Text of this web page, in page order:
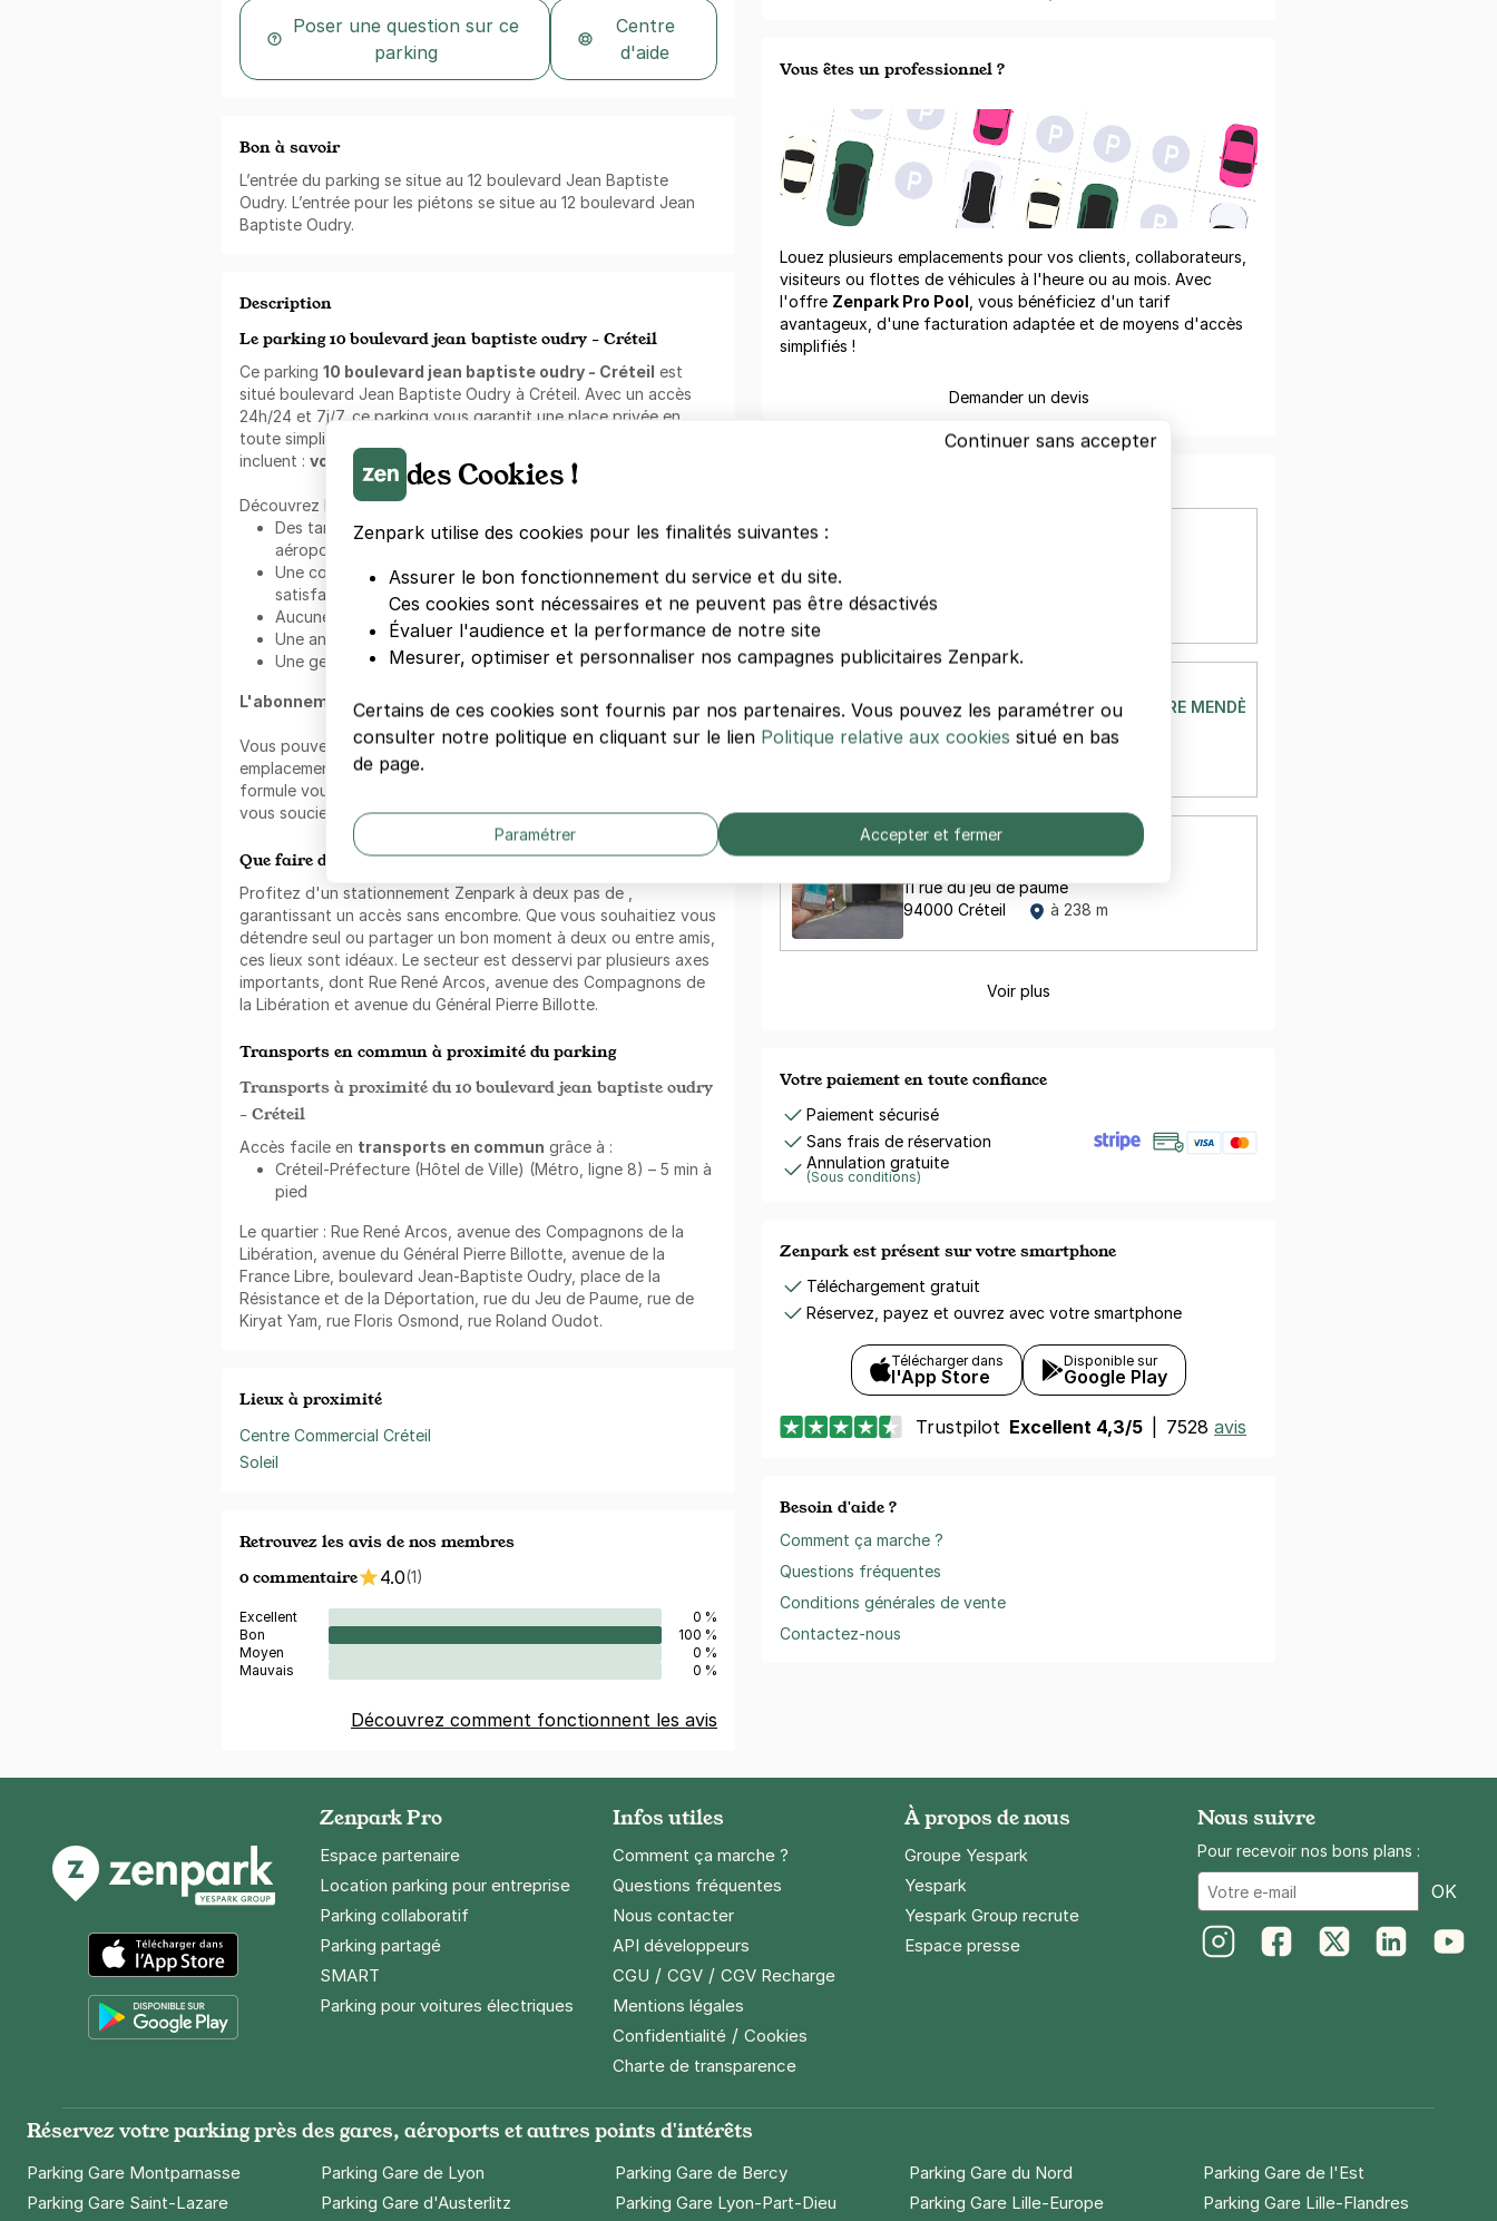
Poser une question sur ce
parking
Centre
d'aide
Bon à savoir
L’entrée du parking se situe au 12 boulevard Jean Baptiste
Oudry. L’entrée pour les piétons se situe au 12 boulevard Jean
Baptiste Oudry.
Description
Le parking 10 boulevard jean baptiste oudry - Créteil
Ce parking 10 boulevard jean baptiste oudry - Créteil est
situé boulevard Jean Baptiste Oudry à Créteil. Avec un accès
24h/24 et 7j/7, ce parking vous garantit une place privée en
toute simplicité. Les véhicules admissibles dans ce parking
incluent : voitures petites, moyennes, grandes et hautes
Découvrez les avantages de
Des tarifs attractifs dans les centres-villes, gares et
aéroports en France et en Belgique ;
Une communauté de plus d'un million d'utilisateurs
satisfaits ;
Aucune commission sur la réservation ;
Une annulation gratuite et flexible ;
Une gestion facile et rapide via l'application mobile.
L'abonnement au mois Zenpark :
Vous pouvez louer ceparking au mois. Louez votre
emplacement sans limite de temps avec cette formule. Cette
formule vous permettra de réaliser des économies et de ne plus
vous soucier de trouver une place disponible dans le quartier !
Que faire dans les alentours ?
Profitez d'un stationnement Zenpark à deux pas de
garantissant un accès sans encombre. Que vous souhaitiez vous
détendre seul ou partager un bon moment à deux ou entre amis,
ces lieux sont idéaux. Le secteur est desservi par plusieurs axes
importants, dont Rue René Arcos, avenue des Compagnons de
la Libération et avenue du Général Pierre Billotte.
Transports en commun à proximité du parking
Transports à proximité du 10 boulevard jean baptiste oudry
- Créteil
Accès facile en transports en commun grâce à :
Créteil-Préfecture (Hôtel de Ville) (Métro, ligne 8) – 5 min à
pied
Le quartier : Rue René Arcos, avenue des Compagnons de la
Libération, avenue du Général Pierre Billotte, avenue de la
France Libre, boulevard Jean-Baptiste Oudry, place de la
Résistance et de la Déportation, rue du Jeu de Paume, rue de
Kiryat Yam, rue Floris Osmond, rue Roland Oudot.
Lieux à proximité
Centre Commercial Créteil
Soleil
Retrouvez les avis de nos membres
0 commentaire
4.0(1)
Excellent
0 %
Bon
100 %
Moyen
0 %
Mauvais
0 %
Découvrez comment fonctionnent les avis
Vous êtes un professionnel ?
Louez plusieurs emplacements pour vos clients, collaborateurs,
visiteurs ou flottes de véhicules à l'heure ou au mois. Avec
l'offre Zenpark Pro Pool , vous bénéficiez d'un tarif
avantageux, d'une facturation adaptée et de moyens d'accès
simplifiés !
Demander un devis
94000 Créteil
ORMETTEAU - PORT - PLACE PIERRE MENDÈS FRANCE - CRÉTEIL
3 place Pierre Mendes France
PARKING CRÉTEIL
MONT-MESLY - CRÉTEIL
11 rue du jeu de paume
94000 Créteil
à 238 m
Voir plus
Votre paiement en toute confiance
Paiement sécurisé
Sans frais de réservation
Annulation gratuite
(Sous conditions)
Zenpark est présent sur votre smartphone
Téléchargement gratuit
Réservez, payez et ouvrez avec votre smartphone
Télécharger dans
l'App Store
Disponible sur
Google Play
Trustpilot Excellent 4,3/5 7528 avis
Besoin d'aide ?
Comment ça marche ?
Questions fréquentes
Conditions générales de vente
Contactez-nous
App Store
Zenpark Pro
Espace partenaire
Location parking pour entreprise
Parking collaboratif
Parking partagé
SMART
Parking pour voitures électriques
Infos utiles
Comment ça marche ?
Questions fréquentes
Nous contacter
API développeurs
CGU / CGV/ CGV Recharge
Mentions légales
Confidentialité/ Cookies
Charte de transparence
À propos de nous
Groupe Yespark
Yespark
Yespark Group recrute
Espace presse
Nous suivre
Pour recevoir nos bons plans :
OK
Réservez votre parking près des gares, aéroports et autres points d'intérêts
Parking Gare Montparnasse Parking Gare de Lyon Parking Gare de Bercy Parking Gare du Nord
Parking Gare de l'Est
Parking Gare Saint-Lazare
Parking Gare d'Austerlitz Parking Gare Lyon-Part-Dieu Parking Gare Lille-Europe Parking Gare Lille-Flandres
Continuer sans accepter
des Cookies !
Zenpark utilise des cookies pour les finalités suivantes :
Assurer le bon fonctionnement du service et du site.
Ces cookies sont nécessaires et ne peuvent pas être désactivés
Évaluer l'audience et la performance de notre site
Mesurer, optimiser et personnaliser nos campagnes publicitaires Zenpark.
Certains de ces cookies sont fournis par nos partenaires. Vous pouvez les paramétrer ou
consulter notre politique en cliquant sur le lien Politique relative aux cookies situé en bas
de page.
Paramétrer Accepter et fermer